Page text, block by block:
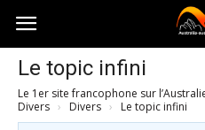
Australia-
australie.com
Le topic infini
Le 1er site francophone sur
Divers › Divers › Le topic infini